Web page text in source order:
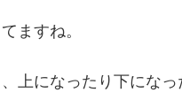
ますね。
上になったり下にな